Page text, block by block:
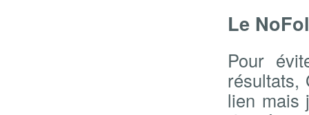
Le
Pour
résultats,
lien mais